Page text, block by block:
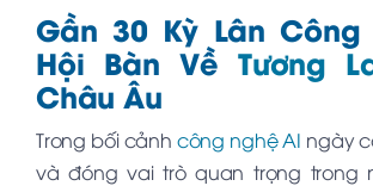
Gần 30 Kỳ Lân Công
Hội Bàn Về Tương
Châu Âu
Trong bối cảnh công nghệ AI ngày
và đóng vai trò quan trọng trong